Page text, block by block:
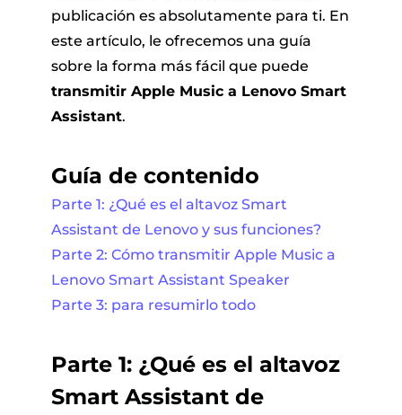
SoundCloud
reproducción
publicación es absolutamente para ti. En
este artículo, le ofrecemos una guía
sobre la forma más fácil que puede
transmitir Apple Music a Lenovo Smart
Assistant.
Guía de contenido
Parte 1: ¿Qué es el altavoz Smart
Assistant de Lenovo y sus funciones?
Parte 2: Cómo transmitir Apple Music a
Lenovo Smart Assistant Speaker
Parte 3: para resumirlo todo
Parte 1: ¿Qué es el altavoz
Smart Assistant de